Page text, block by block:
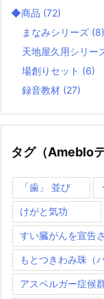
◆商品 (72)
まなみシリーズ (8)
天地屋久用シリー
場創りセット (6)
録音教材 (27)
タグ（Amebloテ
「歯」 並び
けがと気功
すい臓がんを宣告
もとつきわみ珠（
アスペルガー症候